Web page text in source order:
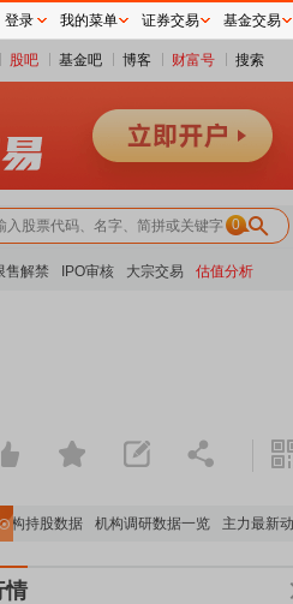
股吧 基金吧 博客 财富号 搜索
0
售解禁 IPO审核 大宗交易 估值分析
持股数据 机构调研数据一览 主力最新动向
情
登录 我的菜单 证券交易 基金交易